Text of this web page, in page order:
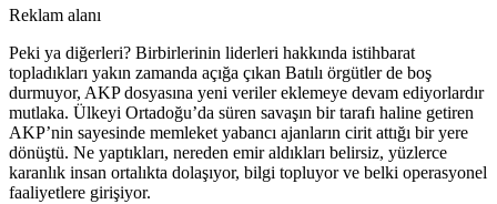
Reklam alanı
Peki ya diğerleri? Birbirlerinin liderleri hakkında istihbarat
topladıkları yakın zamanda açığa çıkan Batılı örgütler de boş
durmuyor, AKP dosyasına yeni veriler eklemeye devam ediyorlardır
mutlaka. Ülkeyi Ortadoğu’da süren savaşın bir tarafı haline getiren
AKP’nin sayesinde memleket yabancı ajanların cirit attığı bir yere
dönüştü. Ne yaptıkları, nereden emir aldıkları belirsiz, yüzlerce
karanlık insan ortalıkta dolaşıyor, bilgi topluyor ve belki operasyonel
faaliyetlere girişiyor.